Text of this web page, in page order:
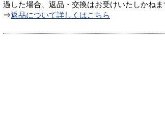
過した場合、返品・交換はお受けいたしかねま
⇒返品について詳しくはこちら